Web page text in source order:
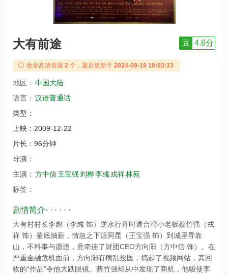
大有前途 豆 4.6分
收录高清资源 2 个，最后更新于 2024-09-19 18:03:33
地区： 中国大陆
语言： 汉语普通话
类型：
上映： 2009-12-22
片长： 96分钟
导演：
主演： 方中信王宝强刘桦李彧戎祥林苑
标签：
剧情简介· · · · · ·
大有村村长李彪（李彧 饰）逆水行舟时遭台湾小老板蔡竹强（戎
祥 饰）釜底抽薪，情急之下派阿昆（王宝强 饰）到城里寻靠
山，不料事与愿违，竟牵连了财团CEO方向阳（方中信 饰）。在
严重金融危机面前，方向阳有病乱投医，搞起了视频网站，其回
收的“作品”令他大跌眼镜。蔡竹强却从中发现了商机，他唆使李